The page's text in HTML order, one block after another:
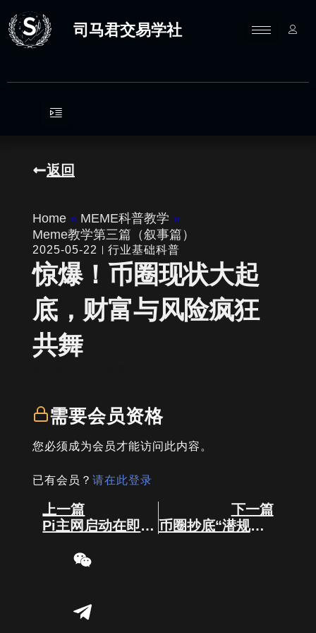
至
内
司马君交易学社
返回
Home » MEME科普教学 »
Meme教学第三篇（叙事篇）
2025-05-22 行业基础科普
惊爆！币圈现状大起
底，财富与风险疯狂
共舞
需要会员资格
您必须成为会员才能访问此内容。
已有会员？ 请在此登录
Prev
上一篇
Pi主网启动在即：价值剖析与风险洞察
下一篇
币圈抄底“潜规则”：为何总抄在半山腰？